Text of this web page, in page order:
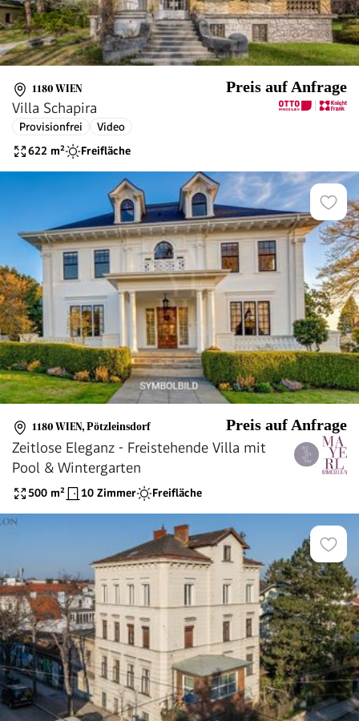
1180 WIEN Preis auf Anfrage
Villa Schapira
Provisionfrei
Video
622 m² Freifläche
1180 WIEN, Pötzleinsdorf Preis auf Anfrage
Zeitlose Eleganz - Freistehende Villa mit
Pool & Wintergarten
500 m² 10 Zimmer Freifläche